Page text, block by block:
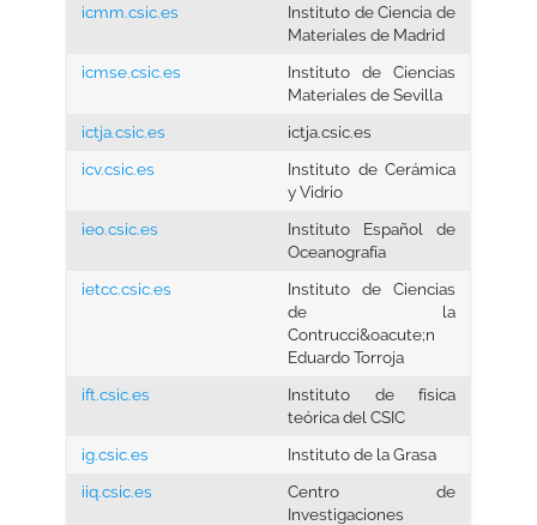
icmm.csic.es
Instituto de Ciencia de
Materiales de Madrid
icmse.csic.es
Instituto de Ciencias
Materiales de Sevilla
ictja.csic.es
ictja.csic.es
icv.csic.es
Instituto de Cerámica
y Vidrio
ieo.csic.es
Instituto Español de
Oceanografía
ietcc.csic.es
Instituto de Ciencias
de la
Contrucci&oacute;n
Eduardo Torroja
ift.csic.es
Instituto de física
teórica del CSIC
ig.csic.es
Instituto de la Grasa
iiq.csic.es
Centro de
Investigaciones